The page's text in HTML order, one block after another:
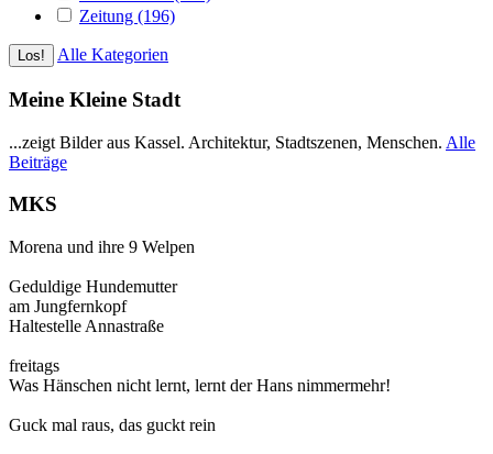
Zeitung (196)
Alle Kategorien
Meine Kleine Stadt
...zeigt Bilder aus Kassel. Architektur, Stadtszenen, Menschen. Alle
Beiträge
MKS
Morena und ihre 9 Welpen
Geduldige Hundemutter
am Jungfernkopf
Haltestelle Annastraße
freitags
Was Hänschen nicht lernt, lernt der Hans nimmermehr!
Guck mal raus, das guckt rein